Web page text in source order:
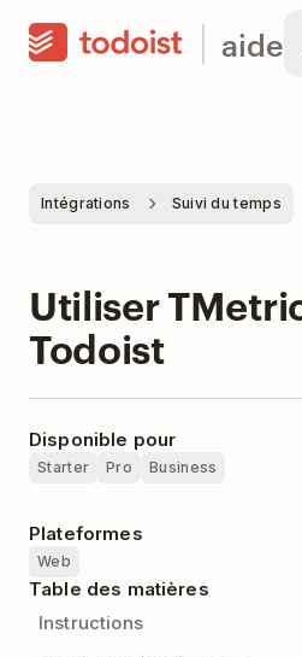
aide
Intégrations Suivi du temps
Utiliser
Todoist
Disponible pour
Starter Pro Business
Plateformes
Web
Table des matières
Instructions